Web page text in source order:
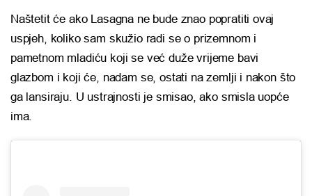
Naštetit će ako Lasagna ne bude znao popratiti ovaj
uspjeh, koliko sam skužio radi se o prizemnom i
pametnom mladiću koji se već duže vrijeme bavi
glazbom i koji će, nadam se, ostati na zemlji i nakon što
ga lansiraju. U ustrajnosti je smisao, ako smisla uopće
ima.